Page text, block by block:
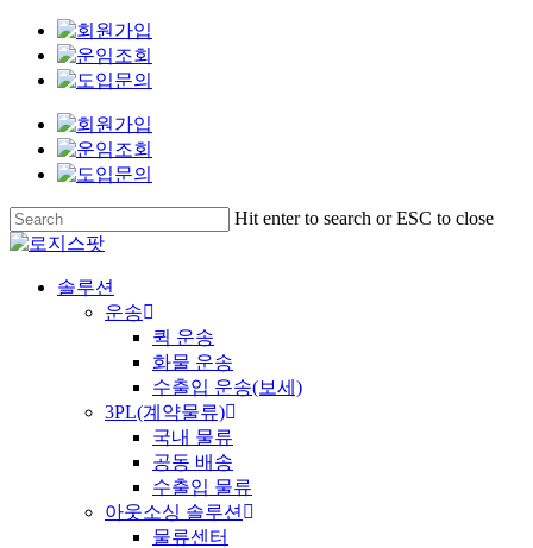
Skip
content
Hit enter to search or ESC to close
Close
Menu
솔루션
운송
퀵 운송
화물 운송
수출입 운송(보세)
3PL(계약물류)
국내 물류
공동 배송
수출입 물류
아웃소싱 솔루션
물류센터